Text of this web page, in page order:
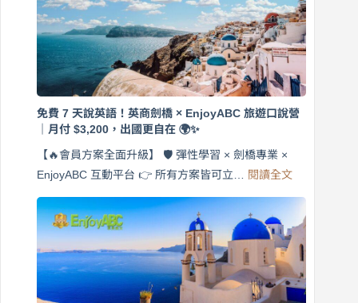
免費 7 天說英語！英商劍橋 × EnjoyABC 旅遊口說營
｜月付 $3,200，出國更自在 🌍✨
【🔥會員方案全面升級】 🛡️ 彈性學習 × 劍橋專業 ×
EnjoyABC 互動平台 👉 所有方案皆可立… 閱讀全文:
天
說
英
語！
英